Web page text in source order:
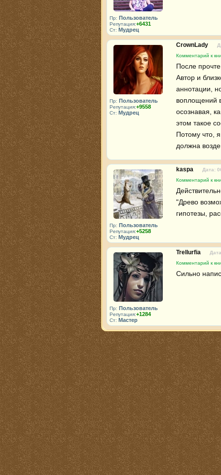
Пр: Пользователь
Репутация:+6431
Ст: Мудрец
Пр: Пользователь
Репутация:+9558
Ст: Мудрец
CrownLady
Комментарий к
После
Автор и
аннотации,
воплощений
осознавая,
этом такое
Потому что,
должна
Пр: Пользователь
Репутация:+5258
Ст: Мудрец
kaspa
Дата:
Комментарий к
"Древо
гипотезы,
Пр: Пользователь
Репутация:+1284
Ст: Мастер
Trellurfia
Комментарий к
Сильно